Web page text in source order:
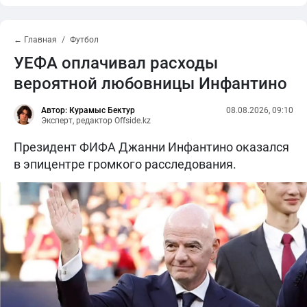
← Главная Футбол
УЕФА оплачивал расходы
вероятной любовницы Инфантино
Автор: Курамыс Бектур
Эксперт, редактор Offside.kz
08.08.2026, 09:10
Президент ФИФА Джанни Инфантино оказался
в эпицентре громкого расследования.